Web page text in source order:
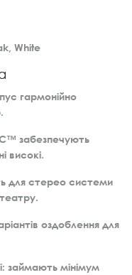
White
гармонійно
забезпечують
високі.
для стерео системи
оздоблення для
займають мінімум